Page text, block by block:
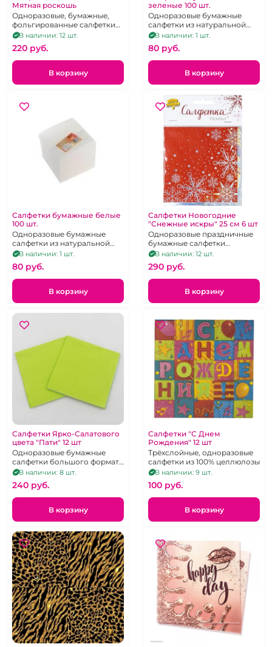
Мятная роскошь
Одноразовые, бумажные,
фольгированные салфетки
большого формата. 33х33 см.
6 шт.
В наличии: 12 шт.
220 pуб.
В корзину
зеленые 100 шт.
Одноразовые бумажные
салфетки из натуральной
целюллозы зелёного цвета.
22 Х 22 см. 100 шт.
В наличии: 1 шт.
80 pуб.
В корзину
Салфетки бумажные белые
100 шт.
Одноразовые бумажные
салфетки из натуральной
целюллозы белого цвета. 22
Х 22 см. 100 шт.
В наличии: 1 шт.
80 pуб.
В корзину
Салфетки Новогодние
"Снежные искры" 25 см 6 шт
Одноразовые праздничные
бумажные салфетки
украшенные галограммой.
25х25 см. 6 шт.
В наличии: 12 шт.
290 pуб.
В корзину
Салфетки Ярко-Салатового
цвета "Пати" 12 шт
Одноразовые бумажные
салфетки большого формата
33х33 см. 12 шт.
В наличии: 8 шт.
240 pуб.
В корзину
Салфетки "С Днем
Рождения" 12 шт
Трёхслойные, одноразовые
салфетки из 100% целлюлозы
В наличии: 9 шт.
100 pуб.
В корзину